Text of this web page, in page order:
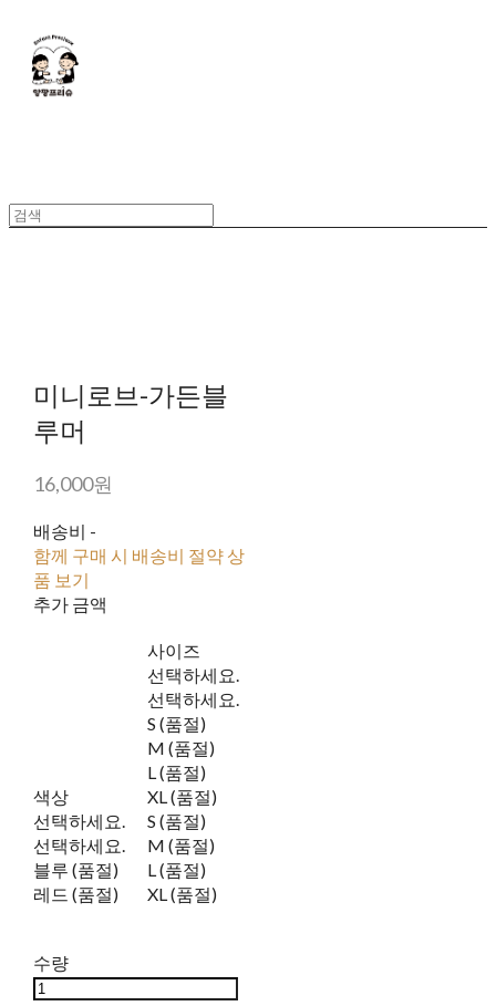
미니로브-가든블
루머
16,000원
배송비 -
함께 구매 시 배송비 절약 상
품 보기
추가 금액
색상
선택하세요.
선택하세요.
블루 (품절)
레드 (품절)
사이즈
선택하세요.
선택하세요.
S (품절)
M (품절)
L (품절)
XL (품절)
S (품절)
M (품절)
L (품절)
XL (품절)
수량